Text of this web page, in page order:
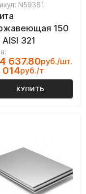
N59361
150
321
637.80руб./шт.
014руб./т
КУПИТЬ